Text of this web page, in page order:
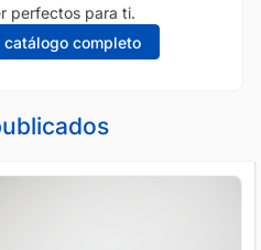
perfectos para ti.
catálogo completo